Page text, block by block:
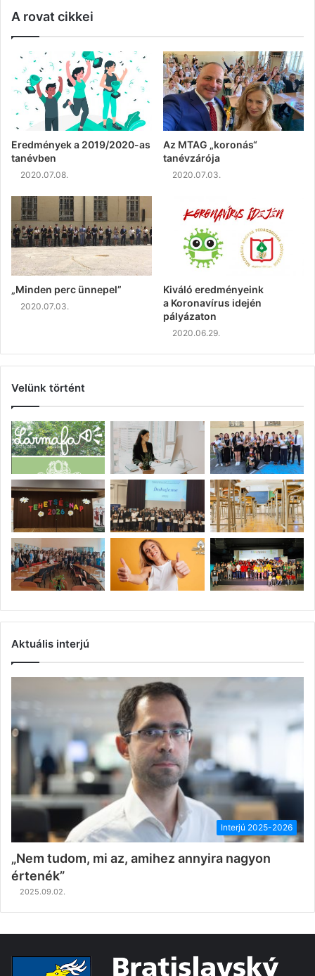
A rovat cikkei
Eredmények a 2019/2020-as
tanévben
2020.07.08.
Az MTAG „koronás“
tanévzárója
2020.07.03.
„Minden perc ünnepel”
2020.07.03.
Kiváló eredményeink
a Koronavírus idején
pályázaton
2020.06.29.
Velünk történt
Aktuális interjú
Interjú 2025-2026
„Nem tudom, mi az, amihez annyira nagyon
értenék”
2025.09.02.